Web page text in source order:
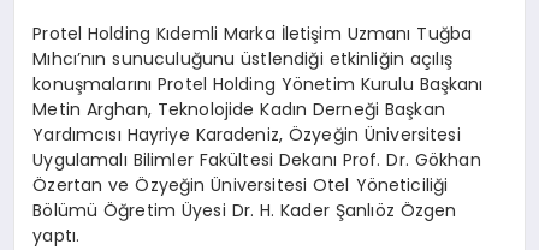
Protel Holding Kıdemli Marka İletişim Uzmanı Tuğba
Mıhcı’nın sunuculuğunu üstlendiği etkinliğin açılış
konuşmalarını Protel Holding Yönetim Kurulu Başkanı
Metin Arghan, Teknolojide Kadın Derneği Başkan
Yardımcısı Hayriye Karadeniz, Özyeğin Üniversitesi
Uygulamalı Bilimler Fakültesi Dekanı Prof. Dr. Gökhan
Özertan ve Özyeğin Üniversitesi Otel Yöneticiliği
Bölümü Öğretim Üyesi Dr. H. Kader Şanlıöz Özgen
yaptı.